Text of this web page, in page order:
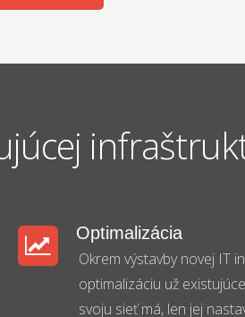
Optimalizácia
Okrem výstavby novej IT
optimalizáciu už
svoju sieť má, len jej